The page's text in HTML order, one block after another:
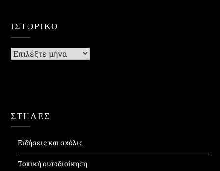
ΙΣΤΟΡΙΚΌ
Ιστορικό
ΣΤΗΛΕΣ
Ειδήσεις και σχόλια
Τοπική αυτοδιοίκηση